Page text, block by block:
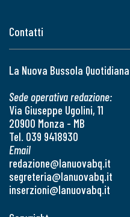
Contatti
La Nuova Bussola Quotidiana
Sede operativa redazione:
Via Giuseppe Ugolini, 11
20900 Monza - MB
Tel. 039 9418930
Email
redazione@lanuovabq.it
segreteria@lanuovabq.it
inserzioni@lanuovabq.it